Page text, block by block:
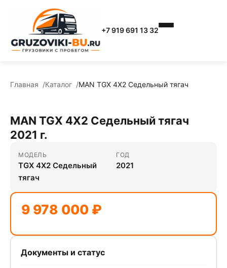
+7 919 691 13 32
Главная Каталог MAN TGX 4X2 Седельный тягач
MAN TGX 4X2 Седельный тягач
2021 г.
МОДЕЛЬ
TGX 4X2 Седельный
тягач
ГОД
2021
9 978 000 ₽
Документы и статус